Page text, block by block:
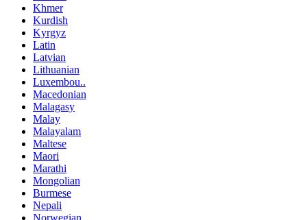
Khmer
Kurdish
Kyrgyz
Latin
Latvian
Lithuanian
Luxembou..
Macedonian
Malagasy
Malay
Malayalam
Maltese
Maori
Marathi
Mongolian
Burmese
Nepali